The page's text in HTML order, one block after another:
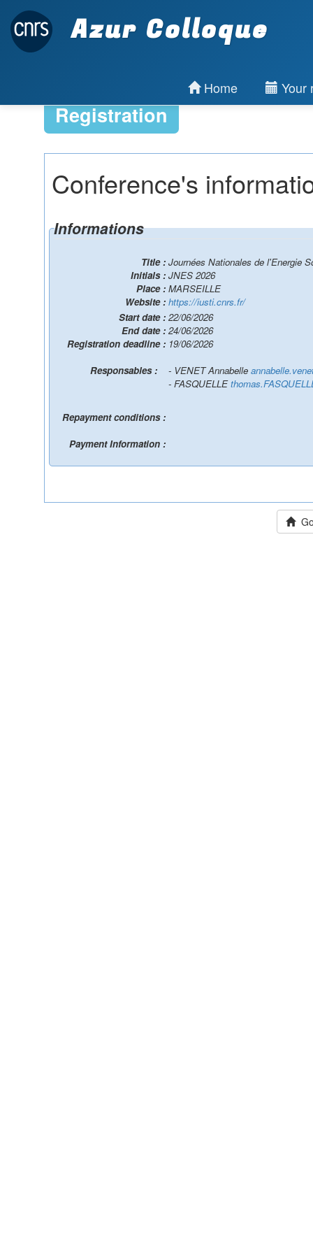
Azur Colloque
Home Your
Registration
Conference's
Informations
Title : Journées Nationales de l'Energie
Initials : JNES 2026
Place : MARSEILLE
Website : https://iusti.cnrs.fr/
Start date : 22/06/2026
End date : 24/06/2026
Registration deadline : 19/06/2026
- VENET Annabelle
- FASQUELLE
Repayment conditions :
Payment Information :
Go